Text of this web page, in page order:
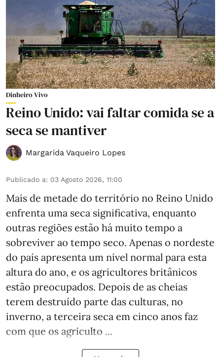
Dinheiro Vivo
Reino Unido: vai faltar comida se a
seca se mantiver
Margarida Vaqueiro Lopes
Publicado a: 03 Agosto 2026, 11:00
Mais de metade do território no Reino Unido
enfrenta uma seca significativa, enquanto
outras regiões estão há muito tempo a
sobreviver ao tempo seco. Apenas o nordeste
do país apresenta um nível normal para esta
altura do ano, e os agricultores britânicos
estão preocupados. Depois de as cheias
terem destruído parte das culturas, no
inverno, a terceira seca em cinco anos faz
com que os agriculto ...